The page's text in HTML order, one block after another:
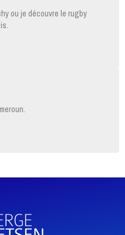
ou je découvre le rugby